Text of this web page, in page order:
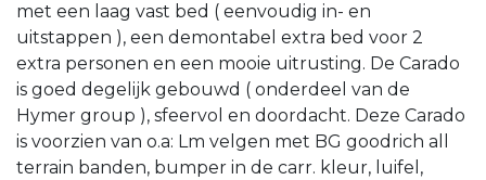
met een laag vast bed ( eenvoudig in- en
uitstappen ), een demontabel extra bed voor 2
extra personen en een mooie uitrusting. De Carado
is goed degelijk gebouwd ( onderdeel van de
Hymer group ), sfeervol en doordacht. Deze Carado
is voorzien van o.a: Lm velgen met BG goodrich all
terrain banden, bumper in de carr. kleur, luifel,